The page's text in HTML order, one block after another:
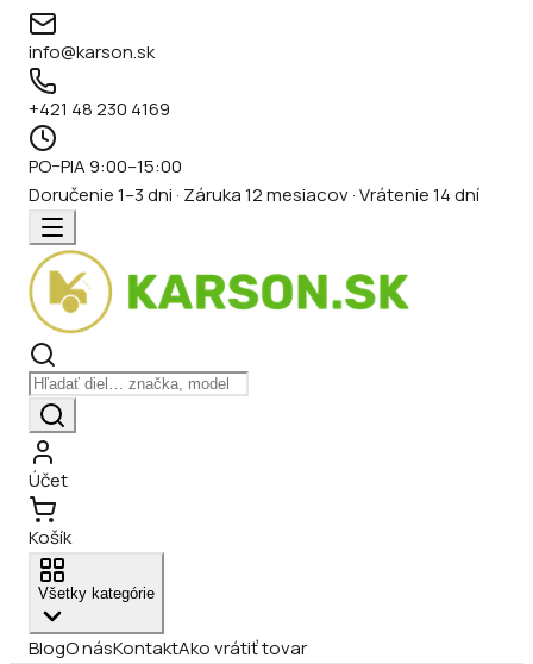
info@karson.sk
+421 48 230 4169
PO–PIA 9:00–15:00
Doručenie 1–3 dni · Záruka 12 mesiacov · Vrátenie 14 dní
Účet
Košík
Všetky kategórie
BlogO násKontaktAko vrátiť tovar